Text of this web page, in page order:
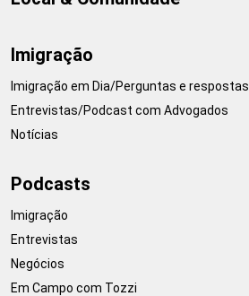
Imigração
Imigração em Dia/Perguntas e respostas
Entrevistas/Podcast com Advogados
Notícias
Podcasts
Imigração
Entrevistas
Negócios
Em Campo com Tozzi